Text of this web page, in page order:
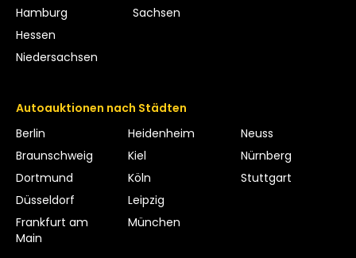
Hamburg
Hessen
Niedersachsen
Sachsen
Autoauktionen nach Städten
Berlin
Braunschweig
Dortmund
Düsseldorf
Frankfurt am
Main
Heidenheim
Kiel
Köln
Leipzig
München
Neuss
Nürnberg
Stuttgart